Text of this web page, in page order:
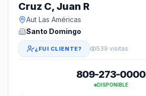
Cruz C, Juan R
Aut Las Américas
Santo Domingo
¿FUI CLIENTE? 539 visitas
809-273-0000
DISPONIBLE